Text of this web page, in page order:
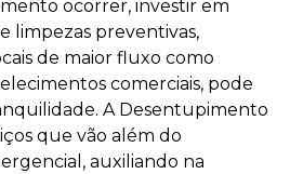
ocorrer, investir em
limpezas preventivas,
de maior fluxo como
comerciais, pode
A Desentupimento
que vão além do
auxiliando na